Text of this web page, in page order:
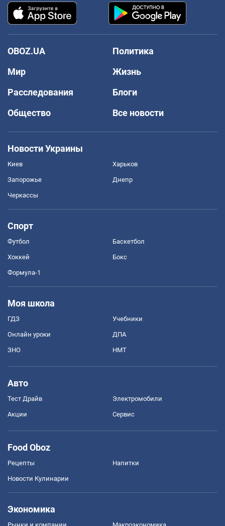
OBOZ.UA
Политика
Мир
Жизнь
Расследования
Блоги
Общество
Все новости
Новости Украины
Киев Харьков
Запорожье Днепр
Черкассы
Спорт
Футбол Баскетбол
Хоккей Бокс
Формула-1
Моя школа
ГДЗ Учебники
Онлайн уроки ДПА
ЗНО НМТ
Авто
Тест Драйв Электромобили
Акции Сервис
Food Oboz
Рецепты Напитки
Новости Кулинарии
Экономика